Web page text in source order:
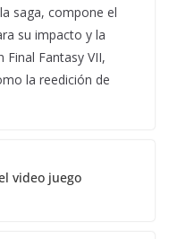
saga, compone el
su impacto y la
Fantasy VII,
la reedición de
video juego